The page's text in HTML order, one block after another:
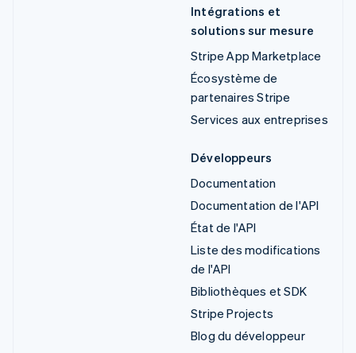
Intégrations et
solutions sur mesure
Stripe App Marketplace
Écosystème de
partenaires Stripe
Services aux entreprises
Développeurs
Documentation
Documentation de l'API
État de l'API
Liste des modifications
de l'API
Bibliothèques et SDK
Stripe Projects
Blog du développeur